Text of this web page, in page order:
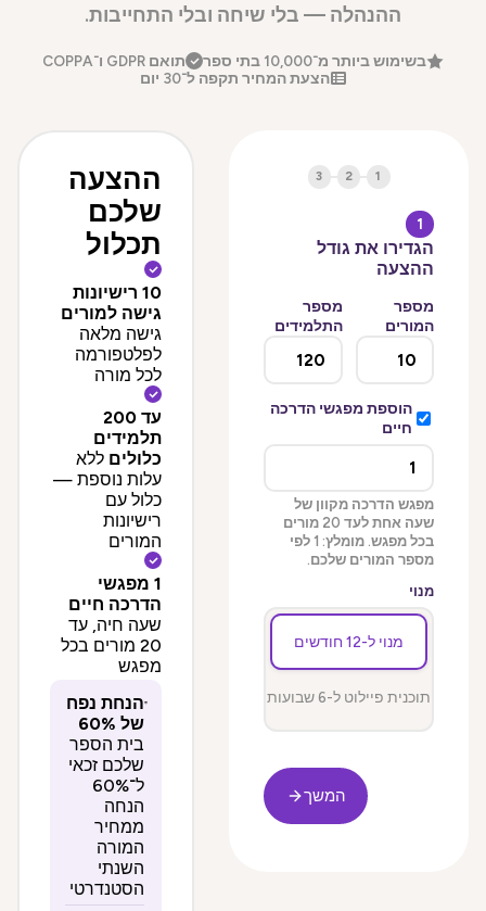
ההנהלה — בלי שיחה ובלי התחייבות.
בשימוש ביותר מ־10,000 בתי ספר
תואם GDPR ו־COPPA
הצעת המחיר תקפה ל־30 יום
1
2
3
1
הגדירו את גודל
ההצעה
מספר
המורים
מספר
התלמידים
הוספת מפגשי הדרכה
חיים
מפגש הדרכה מקוון של
שעה אחת לעד 20 מורים
בכל מפגש. מומלץ: 1 לפי
מספר המורים שלכם.
מנוי
מנוי ל-12 חודשים
תוכנית פיילוט ל-6 שבועות
המשך
ההצעה
שלכם
תכלול
10 רישיונות
גישה למורים
גישה מלאה
לפלטפורמה
לכל מורה
עד 200
תלמידים
כלולים ללא
עלות נוספת —
כלול עם
רישיונות
המורים
1 מפגשי
הדרכה חיים
שעה חיה, עד
20 מורים בכל
מפגש
הנחת נפח
של 60%
בית הספר
שלכם זכאי
ל־60%
הנחה
ממחיר
המורה
השנתי
הסטנדרטי